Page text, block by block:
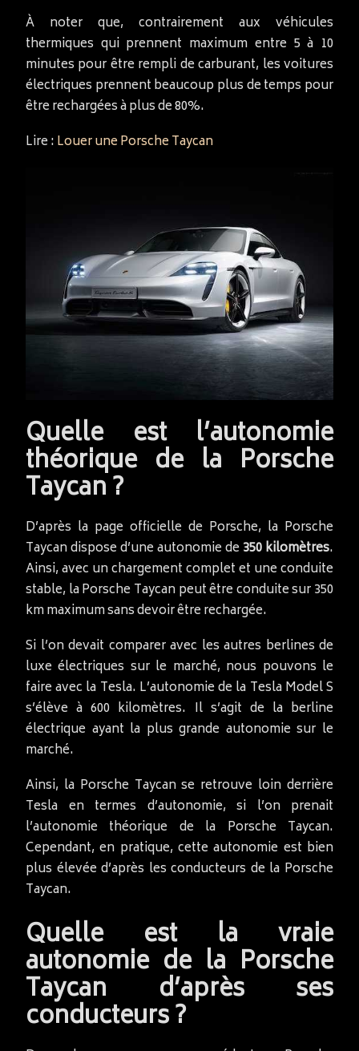
À noter que, contrairement aux véhicules
thermiques qui prennent maximum entre 5 à 10
minutes pour être rempli de carburant, les voitures
électriques prennent beaucoup plus de temps pour
être rechargées à plus de 80%.
Lire :Louer une Porsche Taycan
Quelle est l’autonomie
théorique de la Porsche
Taycan ?
D’après la page officielle de Porsche, la Porsche
Taycan dispose d’une autonomie de350 kilomètres.
Ainsi, avec un chargement complet et une conduite
stable, la Porsche Taycan peut être conduite sur 350
km maximum sans devoir être rechargée.
Si l’on devait comparer avec les autres berlines de
luxe électriques sur le marché, nous pouvons le
faire avec la Tesla. L’autonomie de la Tesla Model S
s’élève à 600 kilomètres. Il s’agit de la berline
électrique ayant la plus grande autonomie sur le
marché.
Ainsi, la Porsche Taycan se retrouve loin derrière
Tesla en termes d’autonomie, si l’on prenait
l’autonomie théorique de la Porsche Taycan.
Cependant, en pratique, cette autonomie est bien
plus élevée d’après les conducteurs de la Porsche
Taycan.
Quelle est la vraie
autonomie de la Porsche
Taycan d’après ses
conducteurs ?